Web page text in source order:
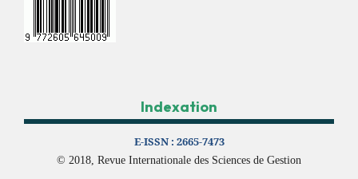
Indexation
E-ISSN : 2665-7473
© 2018, Revue Internationale des Sciences de Gestion